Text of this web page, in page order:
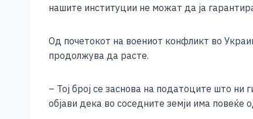
нашите институции не можат да ја
Од почетокот на воениот конфликт во
продолжува да расте.
– Тој број се заснова на податоците што
објави дека во соседните земји има повеќе